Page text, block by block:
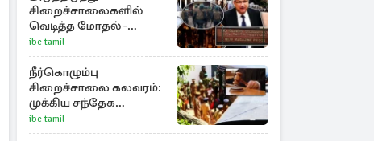
சிறைச்சாலைகளில்
வெடித்த மோதல் -
நாடாளுமன்றத்தில்
சலசலப்பு: அரசுக்கு
அழுத்தம்
ibc tamil
நீர்கொழும்பு
சிறைச்சாலை கலவரம்:
முக்கிய சந்தேக
நபர்களின் பெயர்கள்
நீதிமன்றில் சமர்ப்பிப்பு!
ibc tamil